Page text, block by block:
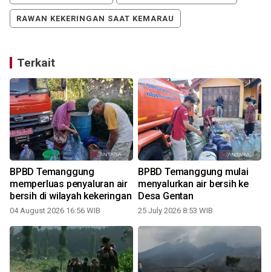
RAWAN KEKERINGAN SAAT KEMARAU
Terkait
BPBD Temanggung
memperluas penyaluran air
bersih di wilayah kekeringan
04 August 2026 16:56 WIB
BPBD Temanggung mulai
menyalurkan air bersih ke
Desa Gentan
25 July 2026 8:53 WIB